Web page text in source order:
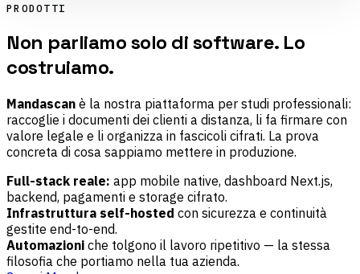
PRODOTTI
Non parliamo solo di software. Lo
costruiamo.
Mandascan è la nostra piattaforma per studi professionali:
raccoglie i documenti dei clienti a distanza, li fa firmare con
valore legale e li organizza in fascicoli cifrati. La prova
concreta di cosa sappiamo mettere in produzione.
Full-stack reale: app mobile native, dashboard Next.js,
backend, pagamenti e storage cifrato.
Infrastruttura self-hosted con sicurezza e continuità
gestite end-to-end.
Automazioni che tolgono il lavoro ripetitivo — la stessa
filosofia che portiamo nella tua azienda.